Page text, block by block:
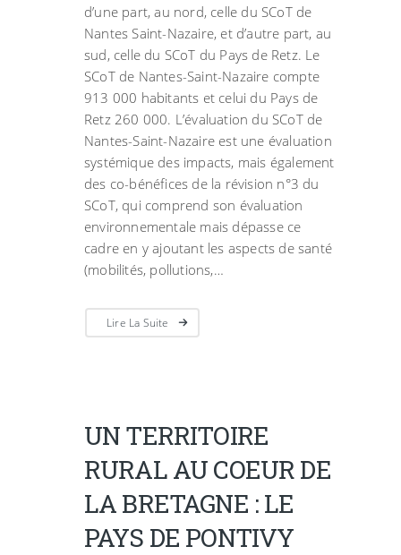
d’une part, au nord, celle du SCoT de
Nantes Saint-Nazaire, et d’autre part, au
sud, celle du SCoT du Pays de Retz. Le
SCoT de Nantes-Saint-Nazaire compte
913 000 habitants et celui du Pays de
Retz 260 000. L’évaluation du SCoT de
Nantes-Saint-Nazaire est une évaluation
systémique des impacts, mais également
des co-bénéfices de la révision n°3 du
SCoT, qui comprend son évaluation
environnementale mais dépasse ce
cadre en y ajoutant les aspects de santé
(mobilités, pollutions,…
Lire La Suite
UN TERRITOIRE
RURAL AU COEUR DE
LA BRETAGNE : LE
PAYS DE PONTIVY